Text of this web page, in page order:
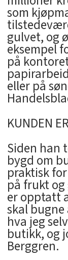
som
gulvet, og
eksempel
på
eller på
KUNDEN
Siden han
bygd om
praktisk
på frukt
er opptatt
skal
hva jeg
butikk, og
Berggren.